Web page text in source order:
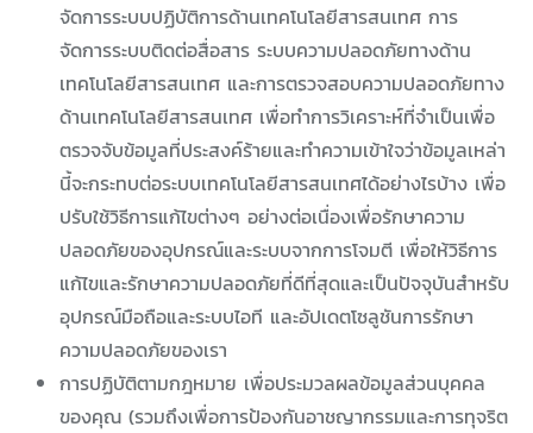
จัดการระบบปฏิบัติการด้านเทคโนโลยีสารสนเทศ การ
จัดการระบบติดต่อสื่อสาร ระบบความปลอดภัยทางด้าน
เทคโนโลยีสารสนเทศ และการตรวจสอบความปลอดภัยทาง
ด้านเทคโนโลยีสารสนเทศ เพื่อทำการวิเคราะห์ที่จำเป็นเพื่อ
ตรวจจับข้อมูลที่ประสงค์ร้ายและทำความเข้าใจว่าข้อมูลเหล่า
นี้จะกระทบต่อระบบเทคโนโลยีสารสนเทศได้อย่างไรบ้าง เพื่อ
ปรับใช้วิธีการแก้ไขต่างๆ อย่างต่อเนื่องเพื่อรักษาความ
ปลอดภัยของอุปกรณ์และระบบจากการโจมตี เพื่อให้วิธีการ
แก้ไขและรักษาความปลอดภัยที่ดีที่สุดและเป็นปัจจุบันสำหรับ
อุปกรณ์มือถือและระบบไอที และอัปเดตโซลูชันการรักษา
ความปลอดภัยของเรา
การปฏิบัติตามกฎหมาย เพื่อประมวลผลข้อมูลส่วนบุคคล
ของคุณ (รวมถึงเพื่อการป้องกันอาชญากรรมและการทุจริต